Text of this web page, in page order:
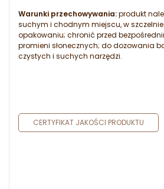
Warunki przechowywania:produkt
suchym i chodnym miejscu, w
opakowaniu; chronić przed
promieni słonecznych; do dozowania
czystych i suchych narzędzi.
CERTYFIKAT JAKOŚCI PRODUKTU